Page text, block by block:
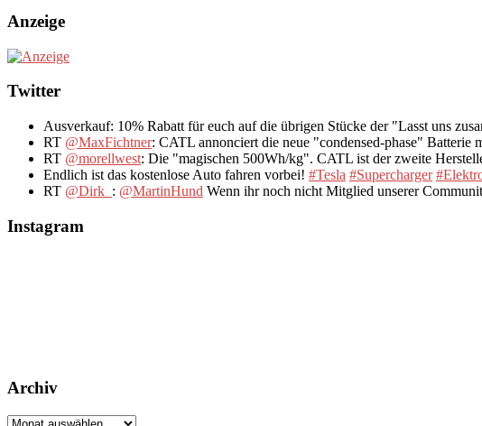
Anzeige
Twitter
Ausverkauf: 10% Rabatt für euch auf die übrigen Stücke der "Lasst uns
RT @MaxFichtner: CATL annonciert die neue "condensed-phase"
RT @morellwest: Die "magischen 500Wh/kg". CATL ist der zweite
Endlich ist das kostenlose Auto fahren vorbei! #Tesla #Supercharger
RT @Dirk_ : @MartinHund Wenn ihr noch nicht Mitglied unserer
Instagram
Archiv
Archiv